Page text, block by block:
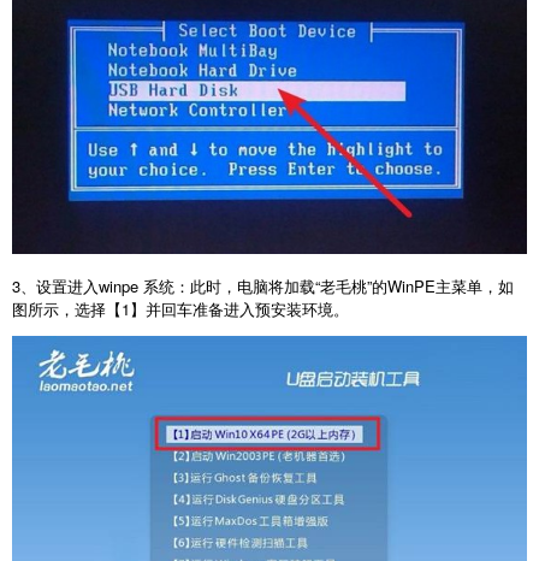
3、设置进入winpe 系统：此时，电脑将加载“老毛桃”的WinPE主菜单，如
图所示，选择【1】并回车准备进入预安装环境。